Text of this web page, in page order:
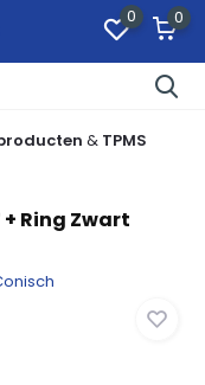
0 0
& TPMS
+ Ring Zwart